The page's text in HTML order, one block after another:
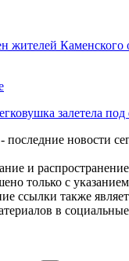
жителей Каменского
залетела
новости
и
только с
ссылки также
в